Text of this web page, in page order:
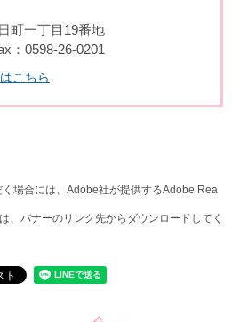
町一丁目19番地
：0598-26-0201
こちら
場合には、Adobe社が提供するAdobe Rea
、バナーのリンク先からダウンロードしてく